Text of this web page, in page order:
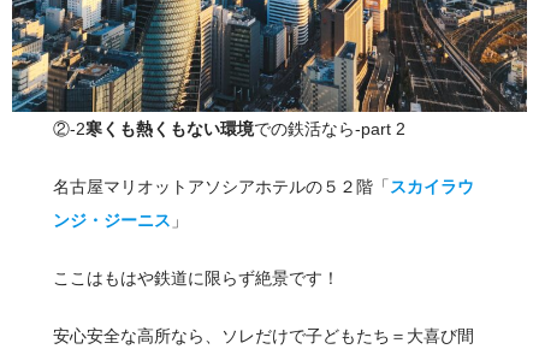
②-2寒くも熱くもない環境での鉄活なら-part 2
名古屋マリオットアソシアホテルの５２階「スカイラウ
ンジ・ジーニス 」
ここはもはや鉄道に限らず絶景です！
安心安全な高所なら、ソレだけで子どもたち＝大喜び間